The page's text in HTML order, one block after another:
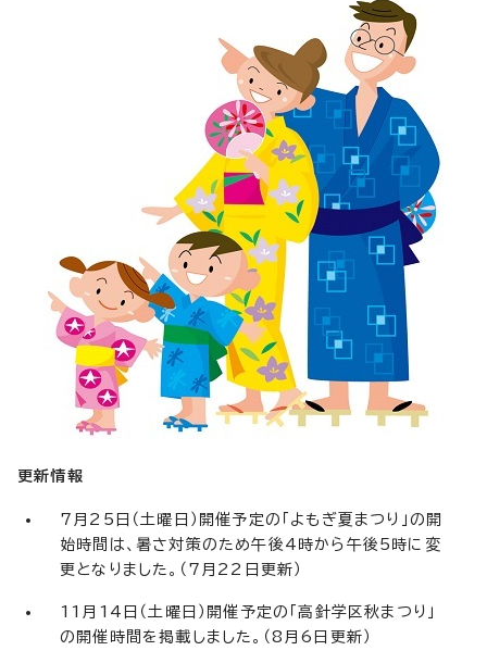
更新情報
7月25日（土曜日）開催予定の「よもぎ夏まつり」の開
始時間は、暑さ対策のため午後4時から午後5時に変
更となりました。（7月22日更新）
11月14日（土曜日）開催予定の「高針学区秋まつり」
の開催時間を掲載しました。（8月6日更新）